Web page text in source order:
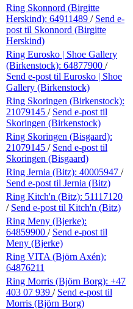
Ring Skonnord (Birgitte
Herskind): 64911489 / Send e-
post til Skonnord (Birgitte
Herskind)
Ring Eurosko | Shoe Gallery
(Birkenstock): 64877900 /
Send e-post til Eurosko | Shoe
Gallery (Birkenstock)
Ring Skoringen (Birkenstock):
21079145 / Send e-post til
Skoringen (Birkenstock)
Ring Skoringen (Bisgaard):
21079145 / Send e-post til
Skoringen (Bisgaard)
Ring Jernia (Bitz): 40005947 /
Send e-post til Jernia (Bitz)
Ring Kitch'n (Bitz): 51117120
/ Send e-post til Kitch'n (Bitz)
Ring Meny (Bjerke):
64859900 / Send e-post til
Meny (Bjerke)
Ring VITA (Björn Axén):
64876211
Ring Morris (Björn Borg): +47
403 07 939 / Send e-post til
Morris (Björn Borg)